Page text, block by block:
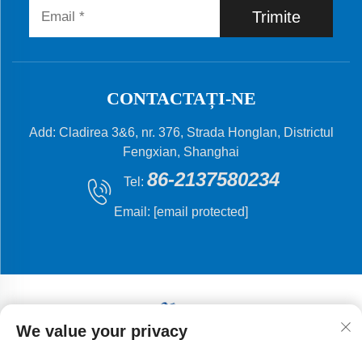
Trimite
CONTACTAȚI-NE
Add: Cladirea 3&6, nr. 376, Strada Honglan, Districtul
Fengxian, Shanghai
Tel: 86-2137580234
Email: [email protected]
We value your privacy